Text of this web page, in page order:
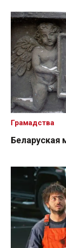
Беларуская
Грамадства